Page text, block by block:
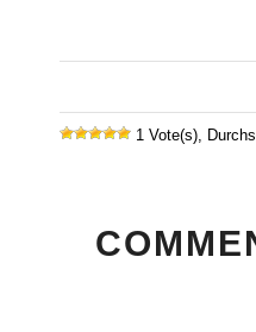
1 Vote(s),